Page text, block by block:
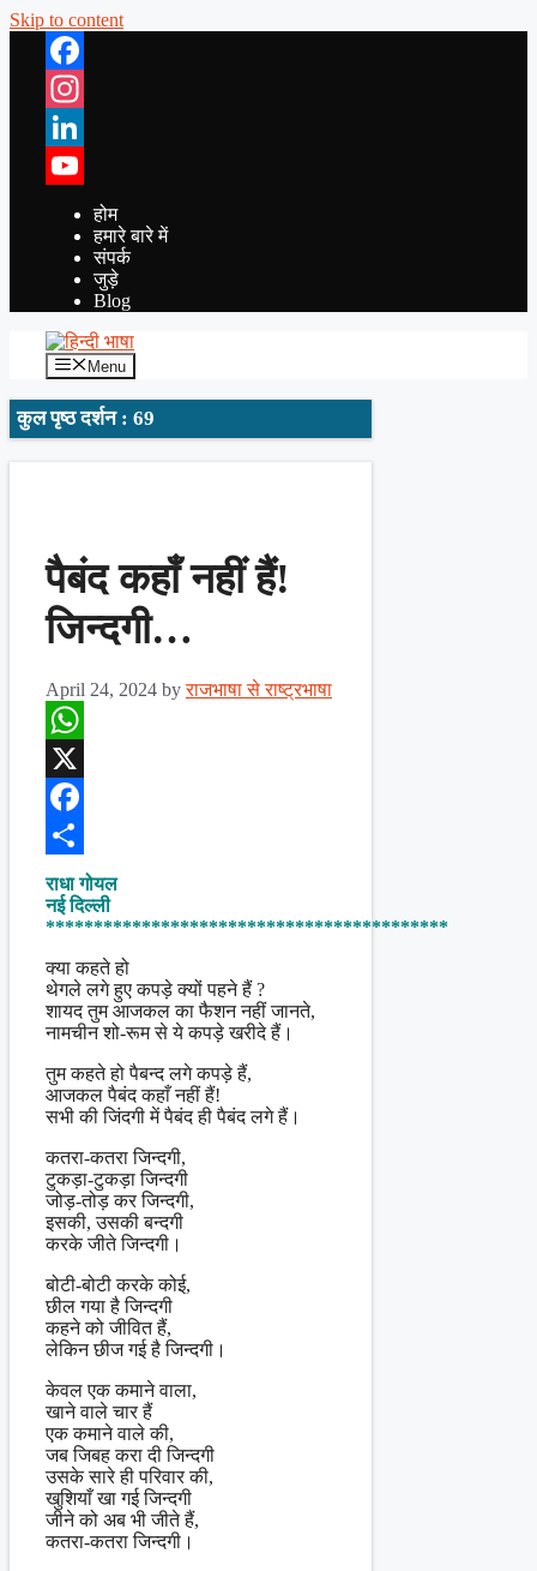
Skip to content
Facebook
Instagram
LinkedIn
YouTube
होम
हमारे बारे में
संपर्क
जुड़े
Blog
Menu
कुल पृष्ठ दर्शन : 69
पैबंद कहाँ नहीं हैं!
जिन्दगी…
April 24, 2024 byराजभाषा से राष्ट्रभाषा
WhatsApp
X
Facebook
Share
राधा गोयल
नई दिल्ली
******************************************
क्या कहते हो
थेगले लगे हुए कपड़े क्यों पहने हैं ?
शायद तुम आजकल का फैशन नहीं जानते,
नामचीन शो-रूम से ये कपड़े खरीदे हैं।
तुम कहते हो पैबन्द लगे कपड़े हैं,
आजकल पैबंद कहाँ नहीं हैं!
सभी की जिंदगी में पैबंद ही पैबंद लगे हैं।
कतरा-कतरा जिन्दगी,
टुकड़ा-टुकड़ा जिन्दगी
जोड़-तोड़ कर जिन्दगी,
इसकी, उसकी बन्दगी
करके जीते जिन्दगी।
बोटी-बोटी करके कोई,
छील गया है जिन्दगी
कहने को जीवित हैं,
लेकिन छीज गई है जिन्दगी।
केवल एक कमाने वाला,
खाने वाले चार हैं
एक कमाने वाले की,
जब जिबह करा दी जिन्दगी
उसके सारे ही परिवार की,
खुशियाँ खा गई जिन्दगी
जीने को अब भी जीते हैं,
कतरा-कतरा जिन्दगी।